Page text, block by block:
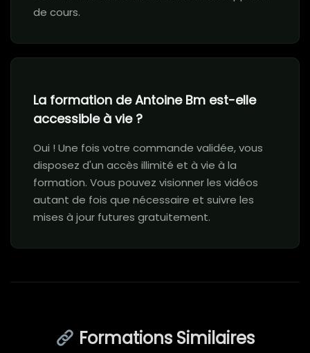
de cours.
La formation de Antoine Bm est-elle
accessible à vie ?
Oui ! Une fois votre commande validée, vous
disposez d'un accès illimité et à vie à la
formation. Vous pouvez visionner les vidéos
autant de fois que nécessaire et suivre les
mises à jour futures gratuitement.
Formations Similaires